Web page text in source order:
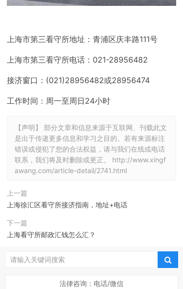
上海市第三看守所地址：青浦区庆丰路111号
上海市第三看守所电话：021-28956482
接济窗口：(021)28956482或28956474
工作时间：周一至周日24小时
【声明】 部分文章和信息来源于互联网、刊载此文
是出于传递更多信息和学习之目的。若有来源标注
错误或侵犯了您的合法权益，请与我们在线或电话
联系，我们将及时删除或更正。 http://www.xingf
awang.com/article-detail/2741.html
上一篇
上海徐汇区看守所接济指南，地址+电话
下一篇
上海看守所邮政汇钱怎么汇？
法律咨询：电话/微信